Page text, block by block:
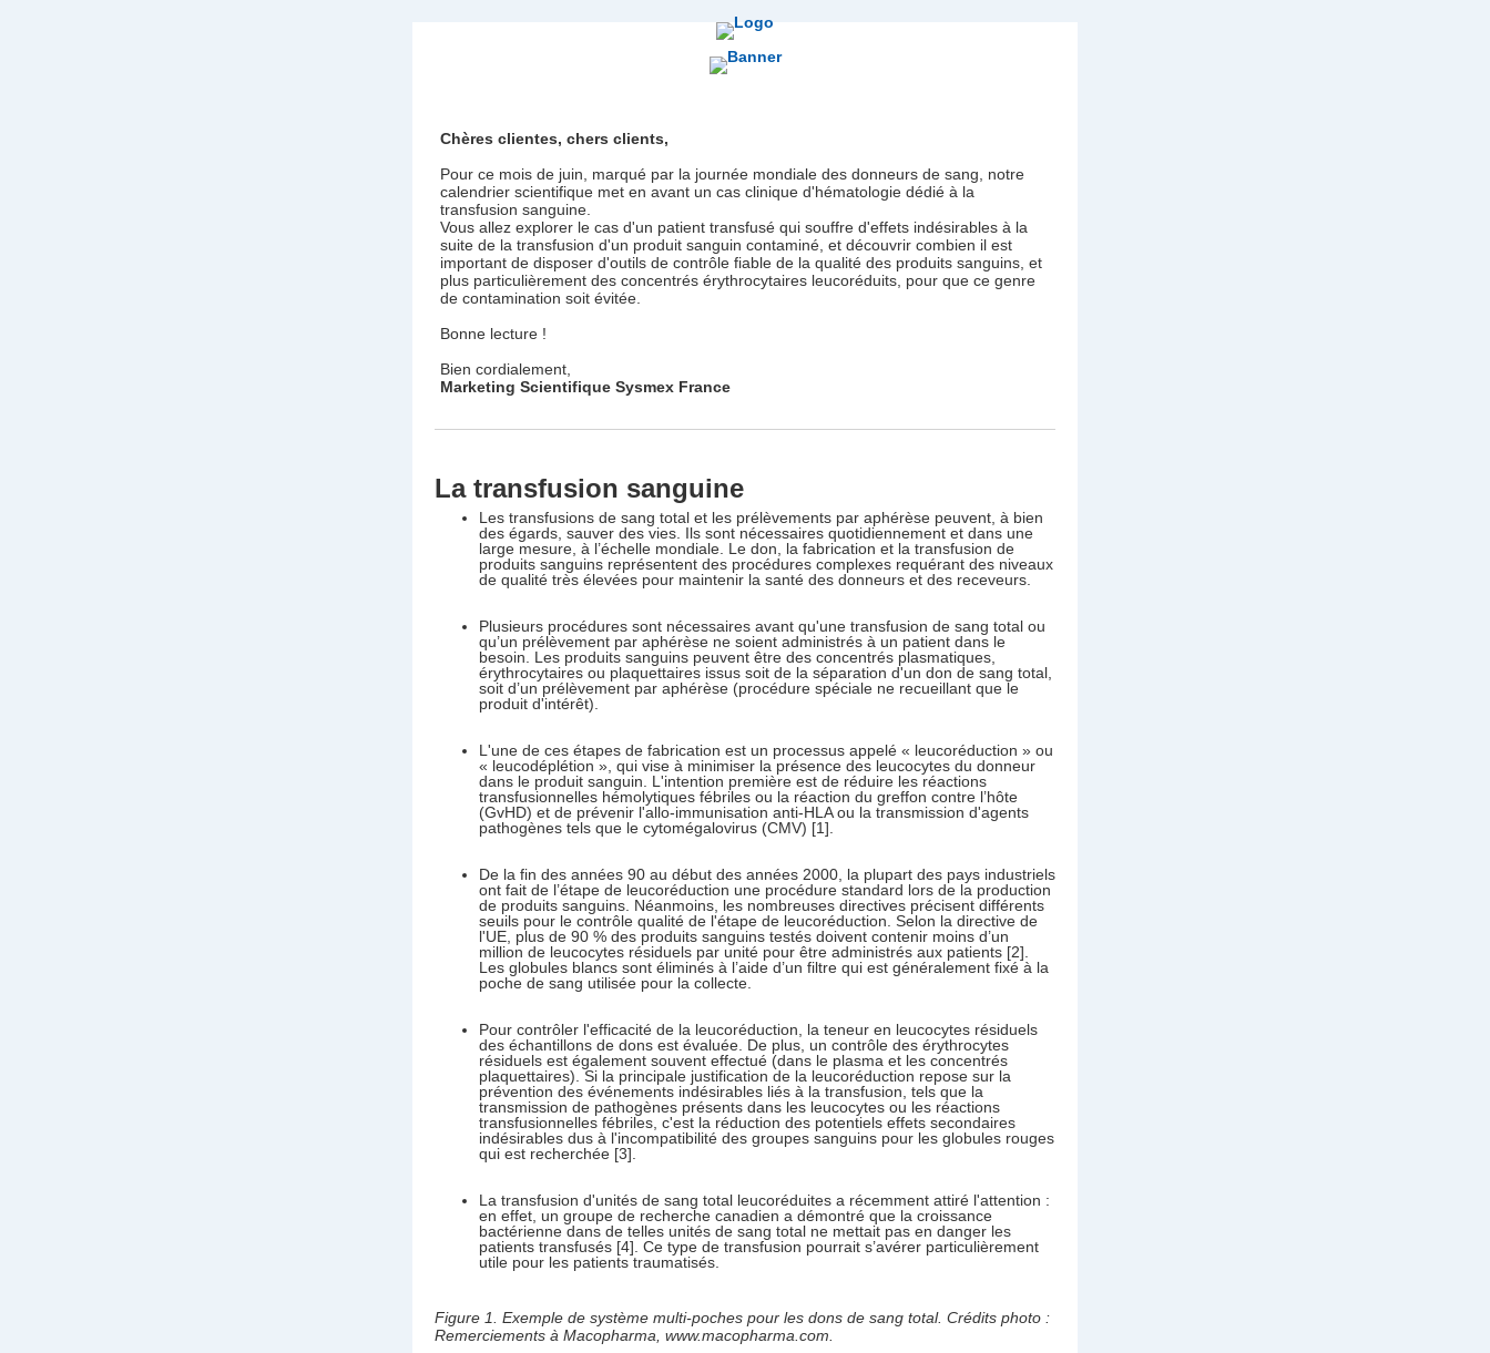
Chères clientes, chers clients,
Pour ce mois de juin, marqué par la journée mondiale des donneurs de sang, notre
calendrier scientifique met en avant un cas clinique d'hématologie dédié à la
transfusion sanguine.
Vous allez explorer le cas d'un patient transfusé qui souffre d'effets indésirables à la
suite de la transfusion d'un produit sanguin contaminé, et découvrir combien il est
important de disposer d'outils de contrôle fiable de la qualité des produits sanguins, et
plus particulièrement des concentrés érythrocytaires leucoréduits, pour que ce genre
de contamination soit évitée.
Bonne lecture !
Bien cordialement,
Marketing Scientifique Sysmex France
La transfusion sanguine
Les transfusions de sang total et les prélèvements par aphérèse peuvent, à bien
des égards, sauver des vies. Ils sont nécessaires quotidiennement et dans une
large mesure, à l’échelle mondiale. Le don, la fabrication et la transfusion de
produits sanguins représentent des procédures complexes requérant des niveaux
de qualité très élevées pour maintenir la santé des donneurs et des receveurs.
Plusieurs procédures sont nécessaires avant qu'une transfusion de sang total ou
qu’un prélèvement par aphérèse ne soient administrés à un patient dans le
besoin. Les produits sanguins peuvent être des concentrés plasmatiques,
érythrocytaires ou plaquettaires issus soit de la séparation d'un don de sang total,
soit d’un prélèvement par aphérèse (procédure spéciale ne recueillant que le
produit d'intérêt).
L'une de ces étapes de fabrication est un processus appelé « leucoréduction » ou
« leucodéplétion », qui vise à minimiser la présence des leucocytes du donneur
dans le produit sanguin. L'intention première est de réduire les réactions
transfusionnelles hémolytiques fébriles ou la réaction du greffon contre l’hôte
(GvHD) et de prévenir l'allo-immunisation anti-HLA ou la transmission d'agents
pathogènes tels que le cytomégalovirus (CMV) [1].
De la fin des années 90 au début des années 2000, la plupart des pays industriels
ont fait de l’étape de leucoréduction une procédure standard lors de la production
de produits sanguins. Néanmoins, les nombreuses directives précisent différents
seuils pour le contrôle qualité de l'étape de leucoréduction. Selon la directive de
l'UE, plus de 90 % des produits sanguins testés doivent contenir moins d’un
million de leucocytes résiduels par unité pour être administrés aux patients [2].
Les globules blancs sont éliminés à l’aide d’un filtre qui est généralement fixé à la
poche de sang utilisée pour la collecte.
Pour contrôler l'efficacité de la leucoréduction, la teneur en leucocytes résiduels
des échantillons de dons est évaluée. De plus, un contrôle des érythrocytes
résiduels est également souvent effectué (dans le plasma et les concentrés
plaquettaires). Si la principale justification de la leucoréduction repose sur la
prévention des événements indésirables liés à la transfusion, tels que la
transmission de pathogènes présents dans les leucocytes ou les réactions
transfusionnelles fébriles, c'est la réduction des potentiels effets secondaires
indésirables dus à l'incompatibilité des groupes sanguins pour les globules rouges
qui est recherchée [3].
La transfusion d'unités de sang total leucoréduites a récemment attiré l'attention :
en effet, un groupe de recherche canadien a démontré que la croissance
bactérienne dans de telles unités de sang total ne mettait pas en danger les
patients transfusés [4]. Ce type de transfusion pourrait s’avérer particulièrement
utile pour les patients traumatisés.
Figure 1. Exemple de système multi-poches pour les dons de sang total. Crédits photo :
Remerciements à Macopharma, www.macopharma.com.